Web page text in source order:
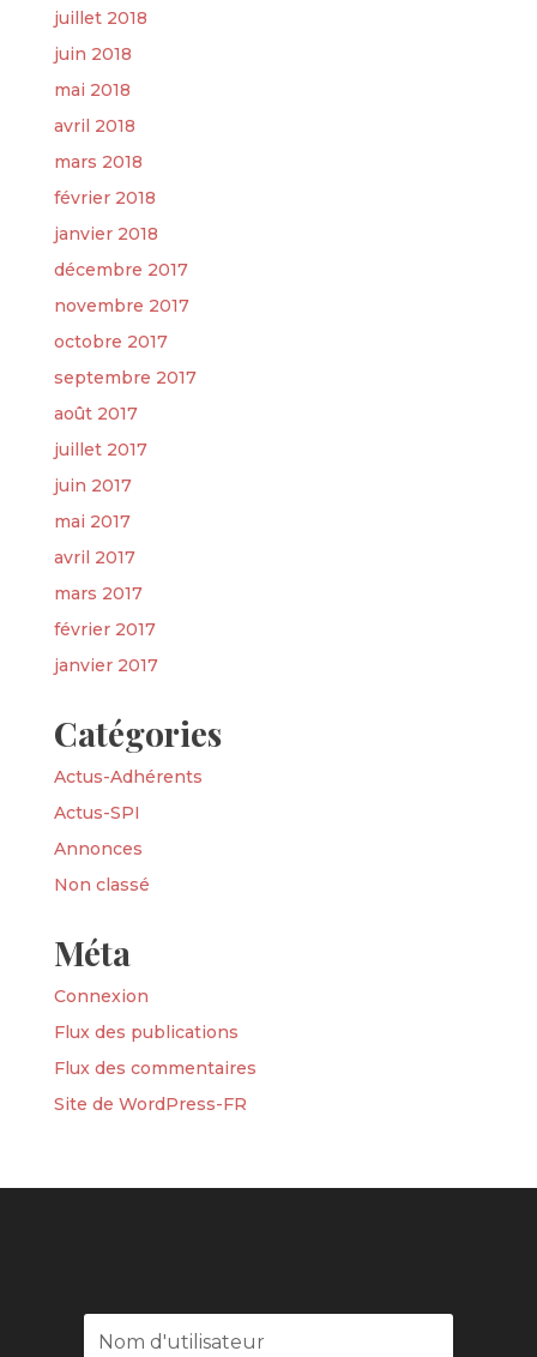
juillet 2018
juin 2018
mai 2018
avril 2018
mars 2018
février 2018
janvier 2018
décembre 2017
novembre 2017
octobre 2017
septembre 2017
août 2017
juillet 2017
juin 2017
mai 2017
avril 2017
mars 2017
février 2017
janvier 2017
Catégories
Actus-Adhérents
Actus-SPI
Annonces
Non classé
Méta
Connexion
Flux des publications
Flux des commentaires
Site de WordPress-FR